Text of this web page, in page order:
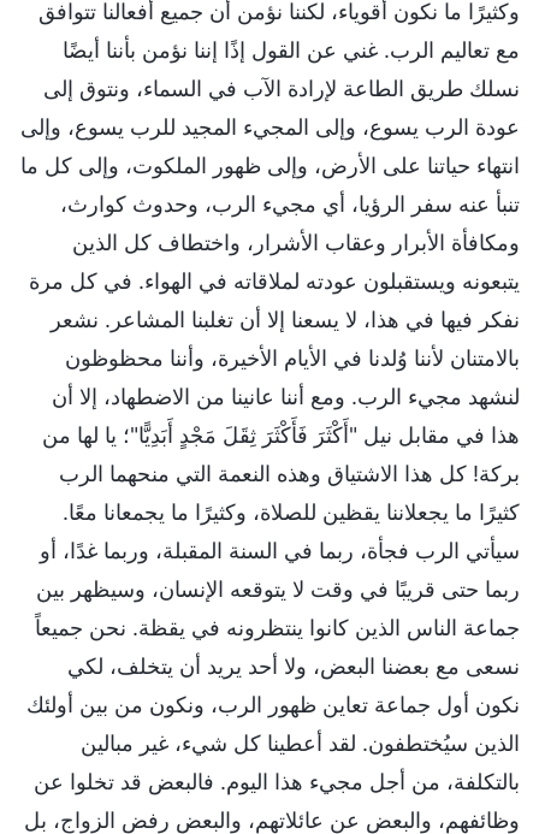
وكثيرًا ما نكون أقوياء، لكننا نؤمن أن جميع أفعالنا تتوافق
مع تعاليم الرب. غني عن القول إذًا إننا نؤمن بأننا أيضًا
نسلك طريق الطاعة لإرادة الآب في السماء، ونتوق إلى
عودة الرب يسوع، وإلى المجيء المجيد للرب يسوع، وإلى
انتهاء حياتنا على الأرض، وإلى ظهور الملكوت، وإلى كل ما
تنبأ عنه سفر الرؤيا، أي مجيء الرب، وحدوث كوارث،
ومكافأة الأبرار وعقاب الأشرار، واختطاف كل الذين
يتبعونه ويستقبلون عودته لملاقاته في الهواء. في كل مرة
نفكر فيها في هذا، لا يسعنا إلا أن تغلبنا المشاعر. نشعر
بالامتنان لأننا وُلدنا في الأيام الأخيرة، وأننا محظوظون
لنشهد مجيء الرب. ومع أننا عانينا من الاضطهاد، إلا أن
هذا في مقابل نيل "أَكْثَرَ فَأَكْثَرَ ثِقَلَ مَجْدٍ أَبَدِيًّا"؛ يا لها من
بركة! كل هذا الاشتياق وهذه النعمة التي منحهما الرب
كثيرًا ما يجعلاننا يقظين للصلاة، وكثيرًا ما يجمعانا معًا.
سيأتي الرب فجأة، ربما في السنة المقبلة، وربما غدًا، أو
ربما حتى قريبًا في وقت لا يتوقعه الإنسان، وسيظهر بين
جماعة الناس الذين كانوا ينتظرونه في يقظة. نحن جميعاً
نسعى مع بعضنا البعض، ولا أحد يريد أن يتخلف، لكي
نكون أول جماعة تعاين ظهور الرب، ونكون من بين أولئك
الذين سيُختطفون. لقد أعطينا كل شيء، غير مبالين
بالتكلفة، من أجل مجيء هذا اليوم. فالبعض قد تخلوا عن
وظائفهم، والبعض عن عائلاتهم، والبعض رفض الزواج، بل